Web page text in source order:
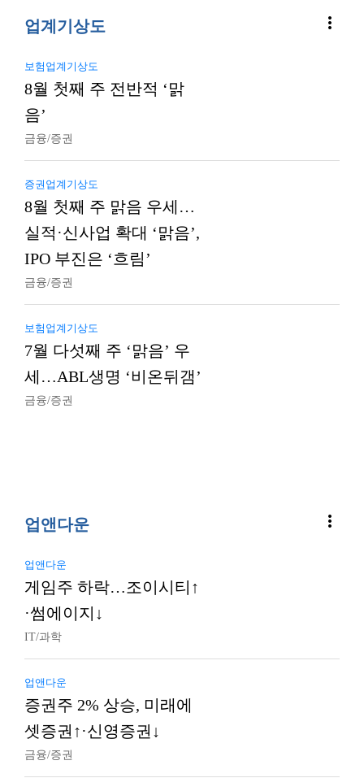
업계기상도 more_vert
보험업계기상도
8월 첫째 주 전반적 ‘맑
음’
금융/증권
증권업계기상도
8월 첫째 주 맑음 우세…
실적·신사업 확대 ‘맑음’,
IPO 부진은 ‘흐림’
금융/증권
보험업계기상도
7월 다섯째 주 ‘맑음’ 우
세…ABL생명 ‘비온뒤갬’
금융/증권
업앤다운 more_vert
업앤다운
게임주 하락…조이시티↑
·썸에이지↓
IT/과학
업앤다운
증권주 2% 상승, 미래에
셋증권↑·신영증권↓
금융/증권